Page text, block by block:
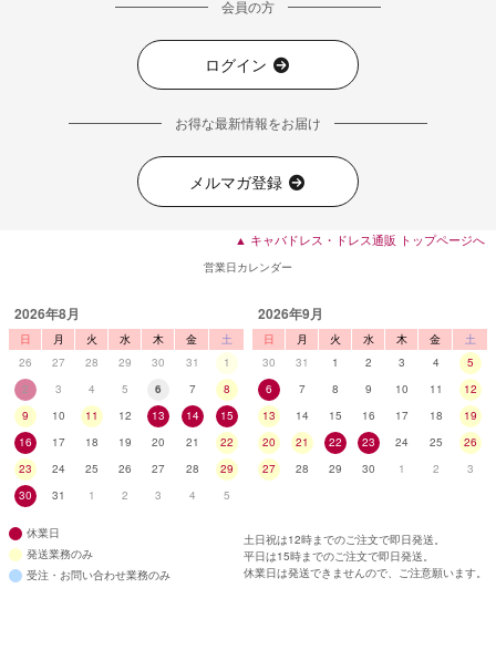
会員の方
ログイン
お得な最新情報をお届け
メルマガ登録
▲ キャバドレス・ドレス通販 トップページへ
営業日カレンダー
2026年8月
日 月 火 水 木 金
土
26
27 28 29 30 31
1
2
3 4 5 6 7
8
9
10 11 12 13 14
15
16
17 18 19 20 21
22
23
24 25 26 27 28
29
30
31 1 2 3 4 5
2026年9月
日 月 火 水 木 金
土
30
31 1 2 3 4
5
6
7 8 9 10 11
12
13
14 15 16 17 18
19
20
21 22 23 24 25
26
27
28 29 30 1 2 3
休業日
発送業務のみ
受注・お問い合わせ業務のみ
土日祝は12時までのご注文で即日発送。
平日は15時までのご注文で即日発送。
休業日は発送できませんので、ご注意願います。